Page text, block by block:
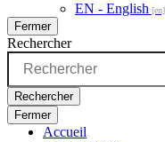
EN - English
Fermer
Rechercher
Rechercher
Fermer
Accueil